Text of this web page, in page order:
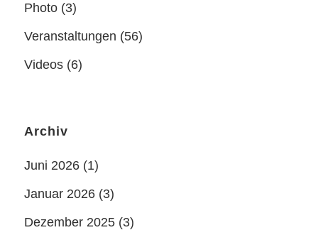
Photo (3)
Veranstaltungen (56)
Videos (6)
Archiv
Juni 2026 (1)
Januar 2026 (3)
Dezember 2025 (3)